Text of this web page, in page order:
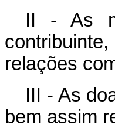
II - As
relações
III - As
bem assim